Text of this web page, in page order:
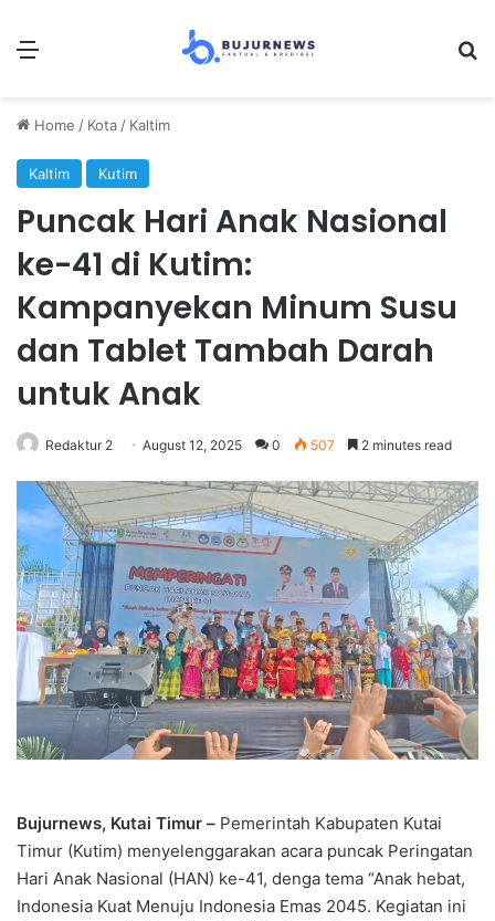
Menu
Home / Kota / Kaltim
Kaltim Kutim
Puncak Hari Anak Nasional
ke-41 di Kutim:
Kampanyekan Minum Susu
dan Tablet Tambah Darah
untuk Anak
Redaktur 2 August 12, 2025 0 507 2 minutes read
Bujurnews, Kutai Timur – Pemerintah Kabupaten Kutai
Timur (Kutim) menyelenggarakan acara puncak Peringatan
Hari Anak Nasional (HAN) ke-41, denga tema “Anak hebat,
Indonesia Kuat Menuju Indonesia Emas 2045. Kegiatan ini